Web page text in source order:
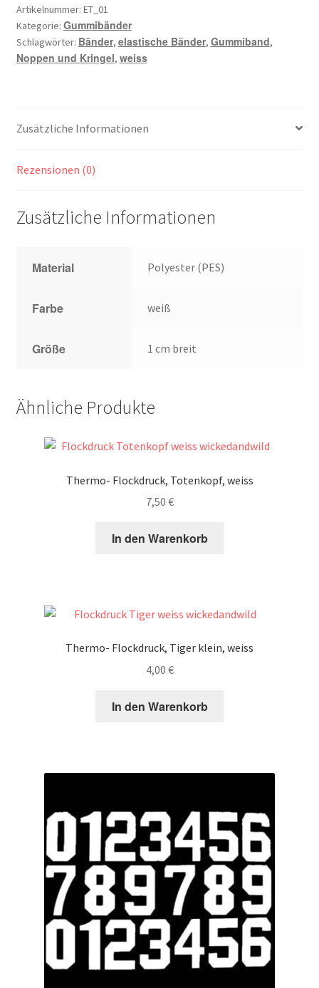
weiss
Menge
Artikelnummer: ET_01
Kategorie: Gummibänder
Schlagwörter: Bänder, elastische Bänder, Gummiband,
Noppen und Kringel, weiss
Zusätzliche Informationen
Rezensionen (0)
Zusätzliche Informationen
Material Polyester (PES)
Farbe weiß
Größe 1 cm breit
Ähnliche Produkte
Thermo- Flockdruck, Totenkopf, weiss
7,50 €
In den Warenkorb
Thermo- Flockdruck, Tiger klein, weiss
4,00 €
In den Warenkorb